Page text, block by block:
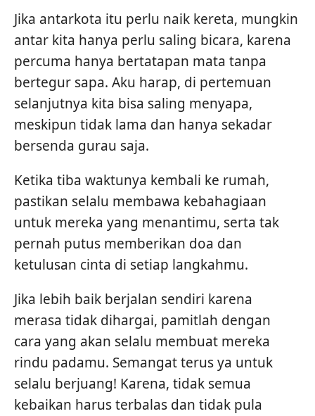
Jika antarkota itu perlu naik kereta, mungkin
antar kita hanya perlu saling bicara, karena
percuma hanya bertatapan mata tanpa
bertegur sapa. Aku harap, di pertemuan
selanjutnya kita bisa saling menyapa,
meskipun tidak lama dan hanya sekadar
bersenda gurau saja.
Ketika tiba waktunya kembali ke rumah,
pastikan selalu membawa kebahagiaan
untuk mereka yang menantimu, serta tak
pernah putus memberikan doa dan
ketulusan cinta di setiap langkahmu.
Jika lebih baik berjalan sendiri karena
merasa tidak dihargai, pamitlah dengan
cara yang akan selalu membuat mereka
rindu padamu. Semangat terus ya untuk
selalu berjuang! Karena, tidak semua
kebaikan harus terbalas dan tidak pula